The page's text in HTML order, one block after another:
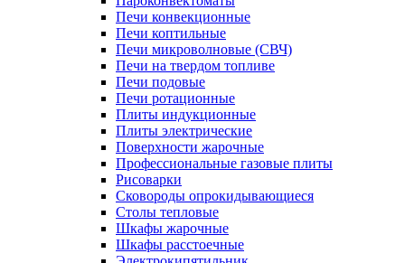
Печи конвекционные
Печи коптильные
Печи микроволновые (СВЧ)
Печи на твердом топливе
Печи подовые
Печи ротационные
Плиты индукционные
Плиты электрические
Поверхности жарочные
Профессиональные газовые плиты
Рисоварки
Сковороды опрокидывающиеся
Столы тепловые
Шкафы жарочные
Шкафы расстоечные